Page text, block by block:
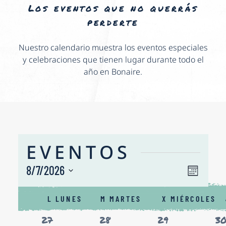
Los eventos que no querrás
perderte
Nuestro calendario muestra los eventos especiales
y celebraciones que tienen lugar durante todo el
año en Bonaire.
EVENTOS
DE
de
de
Mes
8/7/2026
Seleccionar
fecha.
CALENDARIO
DE
L LUNES MMARTES X MIÉRCOLES
0
27
0
28
0
29
0
30